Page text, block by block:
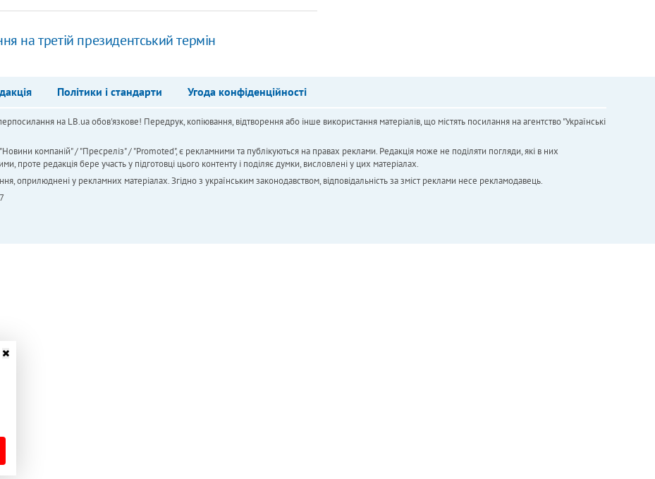
на третій президентський термін
Політики і стандарти Угода конфіденційності
на LB.ua обов'язкове! Передрук, копіювання, відтворення або інше використання матеріалів, що містять посилання на агентство "Українськi
компаній" / "Пресреліз" / "Promoted", є рекламними та публікуються на правах реклами. Редакція може не поділяти погляди, які в них
редакція бере участь у підготовці цього контенту і поділяє думки, висловлені у цих матеріалах.
оприлюднені у рекламних матеріалах. Згідно з українським законодавством, відповідальність за зміст реклами несе рекламодавець.